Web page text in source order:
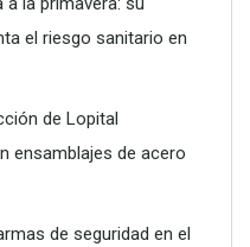
en soluciones
de alta resistencia
el riesgo sanitario en
de Lopital
ensamblajes de acero
de seguridad en el